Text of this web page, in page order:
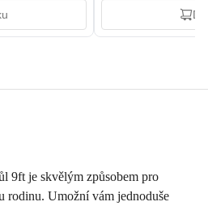
9ft je skvělým způsobem pro
rodinu. Umožní vám jednoduše